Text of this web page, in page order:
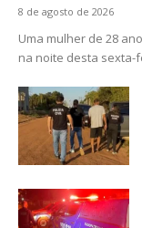
8 de agosto de 2026
Uma mulher de 28
na noite desta sexta-